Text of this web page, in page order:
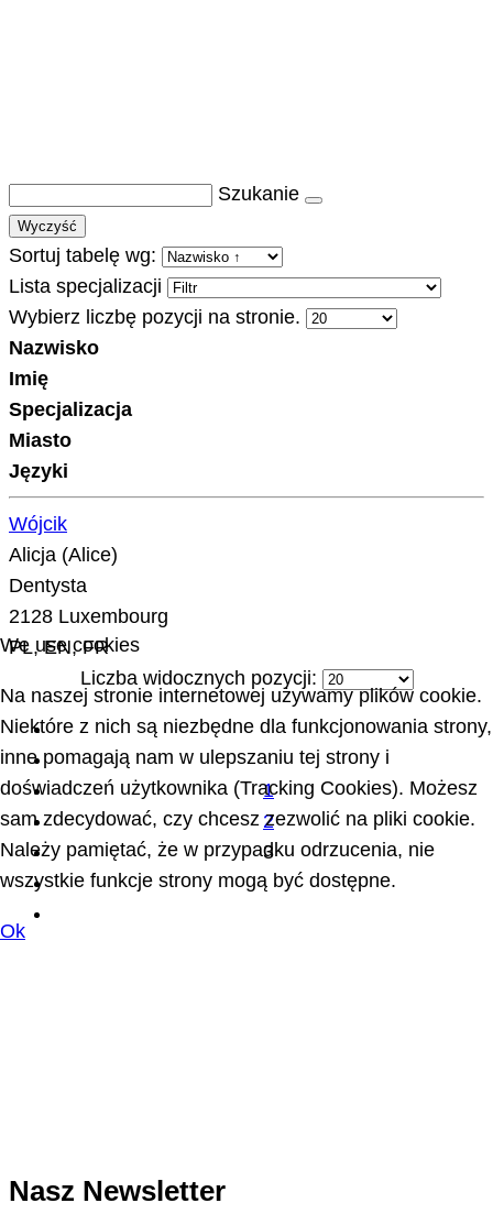
Szukanie
Wyczyść
Sortuj tabelę wg:
Lista specjalizacji
Wybierz liczbę pozycji na stronie.
Nazwisko
Imię
Specjalizacja
Miasto
Języki
Wójcik
Alicja (Alice)
Dentysta
2128 Luxembourg
PL, EN, FR
Liczba widocznych pozycji:
1
2
3
Nasz Newsletter
We use cookies
Na naszej stronie internetowej używamy plików cookie.
Niektóre z nich są niezbędne dla funkcjonowania strony,
inne pomagają nam w ulepszaniu tej strony i
doświadczeń użytkownika (Tracking Cookies). Możesz
sam zdecydować, czy chcesz zezwolić na pliki cookie.
Należy pamiętać, że w przypadku odrzucenia, nie
wszystkie funkcje strony mogą być dostępne.
Ok